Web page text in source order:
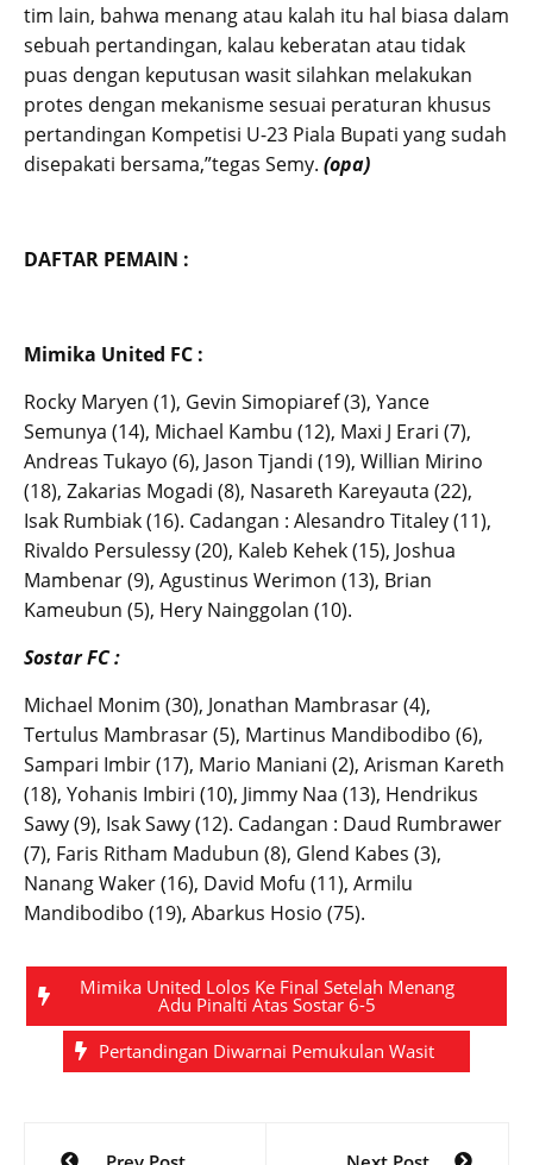
tim lain, bahwa menang atau kalah itu hal biasa dalam
sebuah pertandingan, kalau keberatan atau tidak
puas dengan keputusan wasit silahkan melakukan
protes dengan mekanisme sesuai peraturan khusus
pertandingan Kompetisi U-23 Piala Bupati yang sudah
disepakati bersama,”tegas Semy. (opa)
DAFTAR PEMAIN :
Mimika United FC :
Rocky Maryen (1), Gevin Simopiaref (3), Yance
Semunya (14), Michael Kambu (12), Maxi J Erari (7),
Andreas Tukayo (6), Jason Tjandi (19), Willian Mirino
(18), Zakarias Mogadi (8), Nasareth Kareyauta (22),
Isak Rumbiak (16). Cadangan : Alesandro Titaley (11),
Rivaldo Persulessy (20), Kaleb Kehek (15), Joshua
Mambenar (9), Agustinus Werimon (13), Brian
Kameubun (5), Hery Nainggolan (10).
Sostar FC :
Michael Monim (30), Jonathan Mambrasar (4),
Tertulus Mambrasar (5), Martinus Mandibodibo (6),
Sampari Imbir (17), Mario Maniani (2), Arisman Kareth
(18), Yohanis Imbiri (10), Jimmy Naa (13), Hendrikus
Sawy (9), Isak Sawy (12). Cadangan : Daud Rumbrawer
(7), Faris Ritham Madubun (8), Glend Kabes (3),
Nanang Waker (16), David Mofu (11), Armilu
Mandibodibo (19), Abarkus Hosio (75).
Mimika United Lolos Ke Final Setelah Menang
Adu Pinalti Atas Sostar 6-5
Pertandingan Diwarnai Pemukulan Wasit
Post